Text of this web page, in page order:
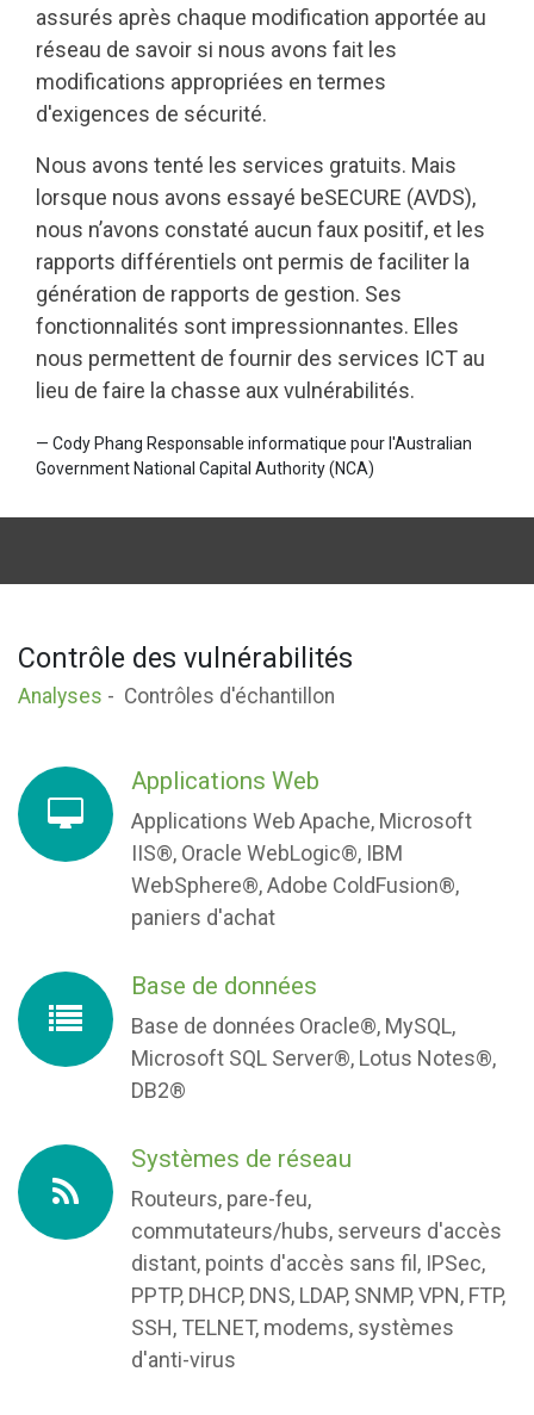
assurés après chaque modification apportée au
réseau de savoir si nous avons fait les
modifications appropriées en termes
d'exigences de sécurité.
Nous avons tenté les services gratuits. Mais
lorsque nous avons essayé beSECURE (AVDS),
nous n’avons constaté aucun faux positif, et les
rapports différentiels ont permis de faciliter la
génération de rapports de gestion. Ses
fonctionnalités sont impressionnantes. Elles
nous permettent de fournir des services ICT au
lieu de faire la chasse aux vulnérabilités.
— Cody Phang Responsable informatique pour l'Australian
Government National Capital Authority (NCA)
Contrôle des vulnérabilités
Analyses - Contrôles d'échantillon
Applications Web
Applications WebApache, Microsoft
IIS®, Oracle WebLogic®, IBM
WebSphere®, Adobe ColdFusion®,
paniers d'achat
Base de données
Base de données Oracle®, MySQL,
Microsoft SQL Server®, Lotus Notes®,
DB2®
Systèmes de réseau
Routeurs, pare-feu,
commutateurs/hubs, serveurs d'accès
distant, points d'accès sans fil, IPSec,
PPTP, DHCP, DNS, LDAP, SNMP, VPN, FTP,
SSH, TELNET, modems, systèmes
d'anti-virus